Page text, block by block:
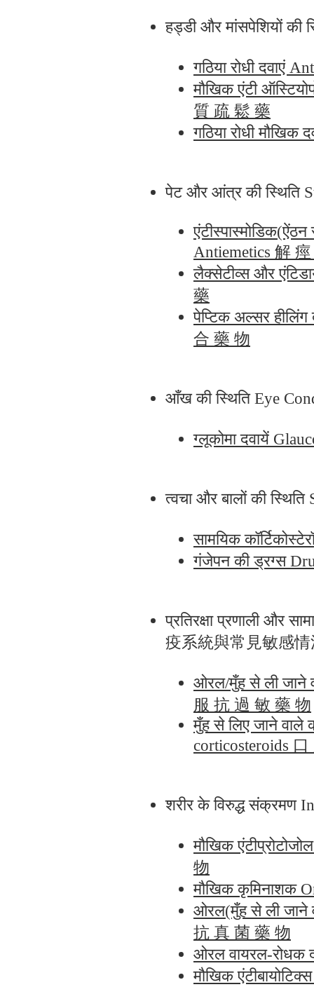
हड्डी और मांसपेशियों की
गठिया रोधी दवाएं
मौखिक एंटी
質 疏 鬆 藥
गठिया रोधी
पेट और आंत्र की स्थिति
Antiemetics 解
लैक्सेटीव्स और
藥
पेप्टिक अल्सर
合 藥 物
आँख की स्थिति Eye
ग्लूकोमा दवायें
त्वचा और बालों की
सामयिक
गंजेपन की ड्रग्स
प्रतिरक्षा प्रणाली और
疫系統與常見敏感情
ओरल/मुँह से ली जाने
服 抗 過 敏 藥 物
मुँह से लिए जाने वाले
corticosteroids
शरीर के विरुद्ध संक्रमण
मौखिक
物
मौखिक कृमिनाशक
ओरल(मुँह से ली जाने
抗 真 菌 藥 物
ओरल वायरल-रोधक
मौखिक